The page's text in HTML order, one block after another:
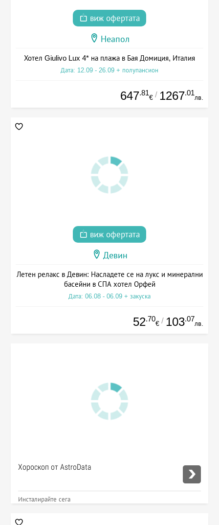
виж офертата
Неапол
Хотел Giulivo Lux 4* на плажа в Бая Домиция, Италия
Дата: 12.09 - 26.09 + полупансион
647.81
€ / 1267.01
лв.
виж офертата
Девин
Летен релакс в Девин: Насладете се на лукс и минерални
басейни в СПА хотел Орфей
Дата: 06.08 - 06.09 + закуска
52.70
€ / 103.07
лв.
Хороскоп от AstroData
Инсталирайте сега